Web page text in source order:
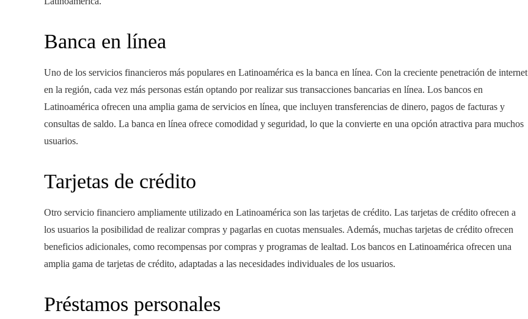
Banca en línea
Uno de los servicios financieros más populares en Latinoamérica es la banca en línea. Con la creciente penetración de internet
en la región, cada vez más personas están optando por realizar sus transacciones bancarias en línea. Los bancos en
Latinoamérica ofrecen una amplia gama de servicios en línea, que incluyen transferencias de dinero, pagos de facturas y
consultas de saldo. La banca en línea ofrece comodidad y seguridad, lo que la convierte en una opción atractiva para muchos
usuarios.
Tarjetas de crédito
Otro servicio financiero ampliamente utilizado en Latinoamérica son las tarjetas de crédito. Las tarjetas de crédito ofrecen a
los usuarios la posibilidad de realizar compras y pagarlas en cuotas mensuales. Además, muchas tarjetas de crédito ofrecen
beneficios adicionales, como recompensas por compras y programas de lealtad. Los bancos en Latinoamérica ofrecen una
amplia gama de tarjetas de crédito, adaptadas a las necesidades individuales de los usuarios.
Préstamos personales